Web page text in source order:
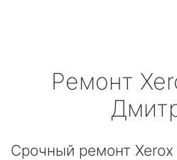
Ремонт
Срочный ремонт